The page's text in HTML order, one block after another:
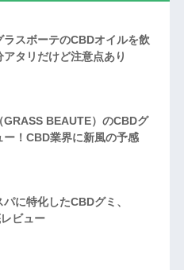
ラスボーテのCBDオイルを飲
タリだけど注意点あり
GRASS BEAUTE）のCBDグ
ー！CBD業界に新風の予感
に特化したCBDグミ、
ビュー